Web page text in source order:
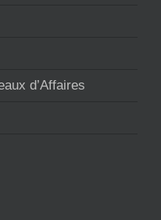
d’Affaires